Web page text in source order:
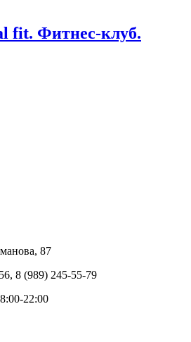
fit. Фитнес-клуб.
87​
8 (989) 245-55-79
22:00